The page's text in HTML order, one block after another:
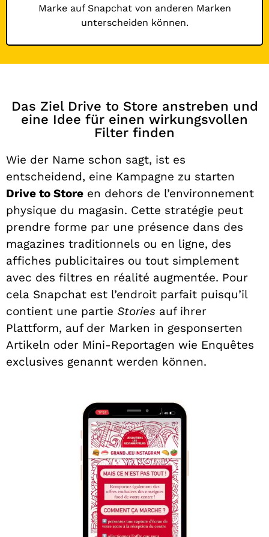
Marke auf Snapchat von anderen Marken
unterscheiden können.
Das Ziel Drive to Store anstreben und
eine Idee für einen wirkungsvollen
Filter finden
Wie der Name schon sagt, ist es
entscheidend, eine Kampagne zu starten
Drive to Store en dehors de l’environnement
physique du magasin. Cette stratégie peut
prendre forme par une présence dans des
magazines traditionnels ou en ligne, des
affiches publicitaires ou tout simplement
avec des filtres en réalité augmentée. Pour
cela Snapchat est l’endroit parfait puisqu’il
contient une partie Stories auf ihrer
Plattform, auf der Marken in gesponserten
Artikeln oder Mini-Reportagen wie Enquêtes
exclusives genannt werden können.